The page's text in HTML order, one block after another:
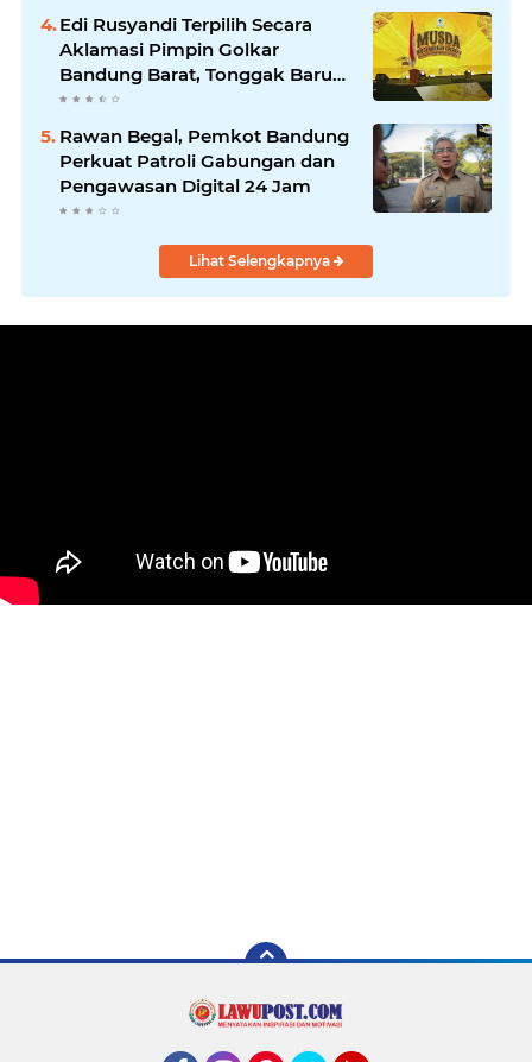
Masyarakat
Edi Rusyandi Terpilih Secara
Aklamasi Pimpin Golkar
Bandung Barat, Tonggak Baru
Kepemimpinan Harmonis
Rawan Begal, Pemkot Bandung
Perkuat Patroli Gabungan dan
Pengawasan Digital 24 Jam
Lihat Selengkapnya